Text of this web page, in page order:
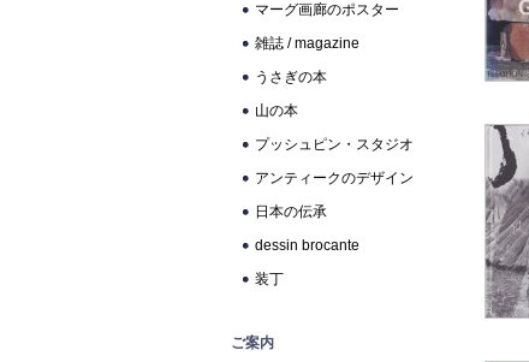
マーグ画廊のポスター
雑誌 / magazine
うさぎの本
山の本
プッシュピン・スタジオ
アンティークのデザイン
日本の伝承
dessin brocante
装丁
ご案内